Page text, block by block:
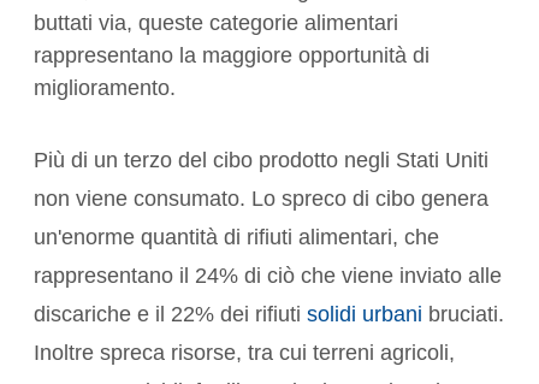
buttati via, queste categorie alimentari
rappresentano la maggiore opportunità di
miglioramento.
Più di un terzo del cibo prodotto negli Stati Uniti
non viene consumato. Lo spreco di cibo genera
un'enorme quantità di rifiuti alimentari, che
rappresentano il 24% di ciò che viene inviato alle
discariche e il 22% dei rifiuti solidi urbani bruciati.
Inoltre spreca risorse, tra cui terreni agricoli,